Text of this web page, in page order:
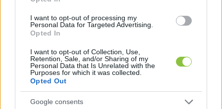
I want to opt-out of processing my
Personal Data for Targeted Advertising.
Opted In
I want to opt-out of Collection, Use,
Retention, Sale, and/or Sharing of my
Personal Data that Is Unrelated with the
Purposes for which it was collected.
Opted Out
Google consents
úgy válogatta ki a végül programra tűzött
filmeket, hogy „dinamikailag (pszichológia
építő üzenete”.
A filmek végén közös beszélgetésre kerül sor